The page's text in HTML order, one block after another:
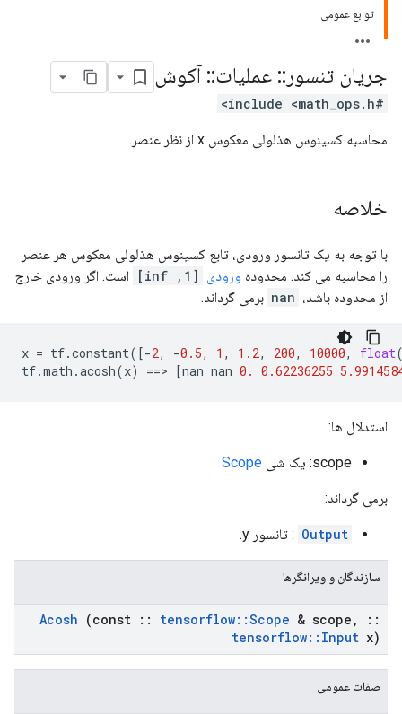
توابع عمومی
جریان تنسور :: عملیات::آکوش
#include <math_ops.h>
محاسبه کسینوس هذلولی معکوس x از نظر عنصر.
خلاصه
با توجه به یک تانسور ورودی، تابع کسینوس هذلولی معکوس هر عنصر
را محاسبه می کند. محدوده ورودی [1, inf]
است. اگر ورودی خارج
از محدوده باشد، nan برمی گرداند.
x = tf.constant([-2, -0.5, 1 , 1.2, 200, 10000, float
tf.math .acosh(x) ==> [nan nan 0. 0.62236255
استدلال ها:
scope: یک شی Scope
برمی گرداند:
Output : تانسور y.
سازندگان و ویرانگرها
Acosh (const :: tensorflow::Scope & scope ,
::
tensorflow:: Input x)
صفات عمومی